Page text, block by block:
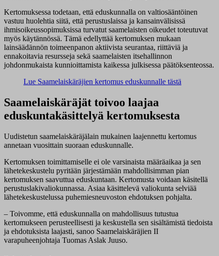
Kertomuksessa todetaan, että eduskunnalla on valtiosääntöinen
vastuu huolehtia siitä, että perustuslaissa ja kansainvälisissä
ihmisoikeussopimuksissa turvatut saamelaisten oikeudet toteutuvat
myös käytännössä. Tämä edellyttää kertomuksen mukaan
lainsäädännön toimeenpanon aktiivista seurantaa, riittäviä ja
ennakoitavia resursseja sekä saamelaisten itsehallinnon
johdonmukaista kunnioittamista kaikessa julkisessa päätöksenteossa.
Lue Saamelaiskäräjien kertomus eduskunnalle tästä
Saamelaiskäräjät toivoo laajaa
eduskuntakäsittelyä kertomuksesta
Uudistetun saamelaiskäräjälain mukainen laajennettu kertomus
annetaan vuosittain suoraan eduskunnalle.
Kertomuksen toimittamiselle ei ole varsinaista määräaikaa ja sen
lähetekeskustelu pyritään järjestämään mahdollisimman pian
kertomuksen saavuttua eduskuntaan. Kertomusta voidaan käsitellä
perustuslakivaliokunnassa. Asiaa käsittelevä valiokunta selviää
lähetekeskustelussa puhemiesneuvoston ehdotuksen pohjalta.
– Toivomme, että eduskunnalla on mahdollisuus tutustua
kertomukseen perusteellisesti ja keskustella sen sisältämistä tiedoista
ja ehdotuksista laajasti, sanoo Saamelaiskäräjien II
varapuheenjohtaja Tuomas Aslak Juuso.